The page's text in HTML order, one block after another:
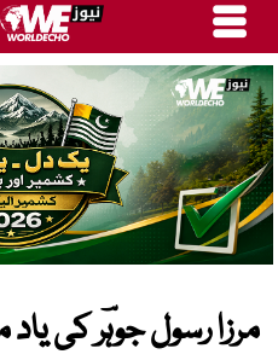
مرزا رسول جوہؔر کی